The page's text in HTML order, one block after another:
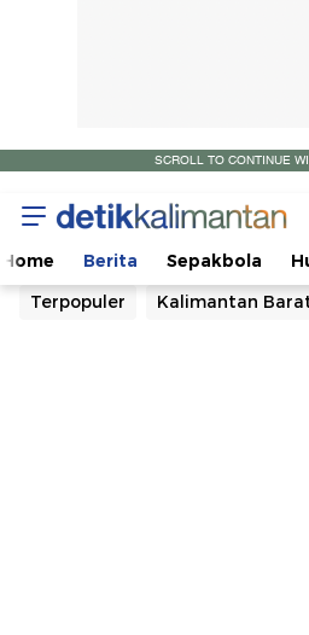
SCROLL TO CONTINUE
Home Berita Sepakbola
Terpopuler
Kalimantan